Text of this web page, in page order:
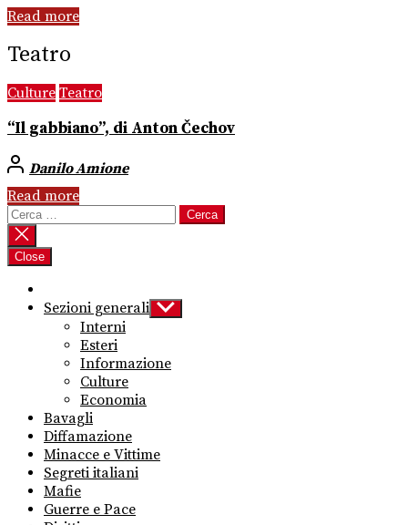
Read more
Teatro
Culture Teatro
“Il gabbiano”, di Anton Čechov
Danilo Amione
Read more
Ricerca
per:
Close
Sezioni generali Show
sub
Interni
Esteri
Informazione
Culture
Economia
Bavagli
Diffamazione
Minacce e Vittime
Segreti italiani
Mafie
Guerre e Pace